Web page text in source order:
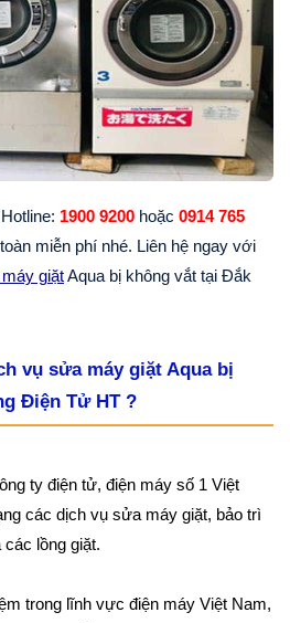
Hotline: 1900 9200 hoặc 0914 765
miễn phí nhé. Liên hệ ngay với
giặtAqua bị không vắt tại Đắk
vụ sửa máy giặt Aqua bị
Điện Tử HT ?
ty điện tử, điện máy số 1 Việt
các dịch vụ sửa máy giặt, bảo trì
các lồng giặt.
trong lĩnh vực điện máy Việt Nam,